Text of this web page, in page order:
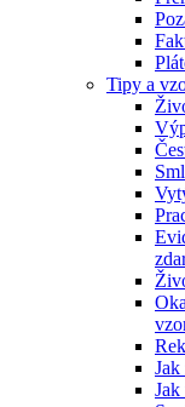
Tipy a
Jak